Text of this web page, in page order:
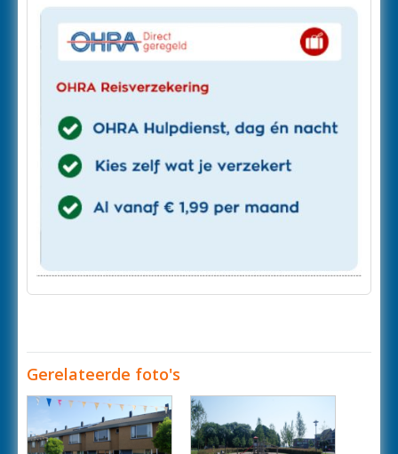
Gerelateerde foto's